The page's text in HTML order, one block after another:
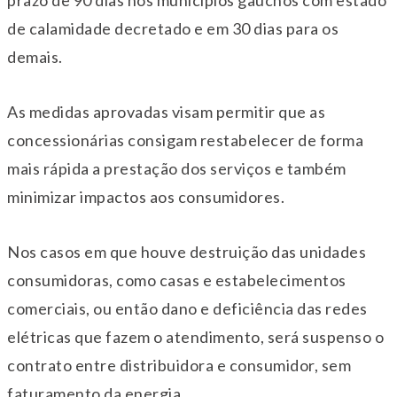
de calamidade decretado e em 30 dias para os
demais.
As medidas aprovadas visam permitir que as
concessionárias consigam restabelecer de forma
mais rápida a prestação dos serviços e também
minimizar impactos aos consumidores.
Nos casos em que houve destruição das unidades
consumidoras, como casas e estabelecimentos
comerciais, ou então dano e deficiência das redes
elétricas que fazem o atendimento, será suspenso o
contrato entre distribuidora e consumidor, sem